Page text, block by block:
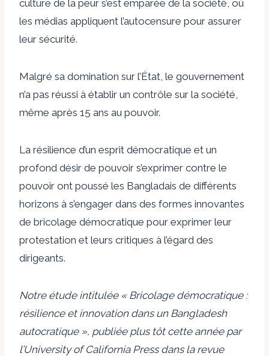
culture de la peur s’est emparée de la société, où
les médias appliquent l’autocensure pour assurer
leur sécurité.
Malgré sa domination sur l’État, le gouvernement
n’a pas réussi à établir un contrôle sur la société,
même après 15 ans au pouvoir.
La résilience d’un esprit démocratique et un
profond désir de pouvoir s’exprimer contre le
pouvoir ont poussé les Bangladais de différents
horizons à s’engager dans des formes innovantes
de bricolage démocratique pour exprimer leur
protestation et leurs critiques à l’égard des
dirigeants.
Notre étude intitulée « Bricolage démocratique :
résilience et innovation dans un Bangladesh
autocratique », publiée plus tôt cette année par
l’University of California Press dans la revue